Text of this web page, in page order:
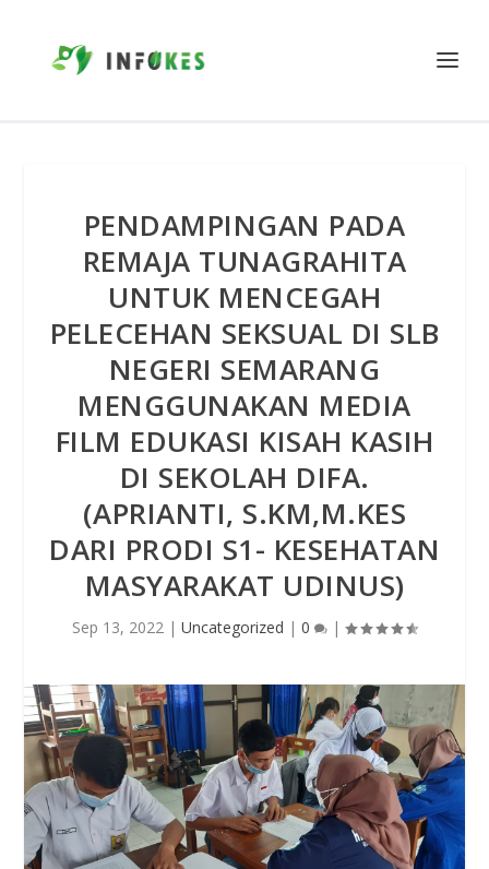
PENDAMPINGAN PADA
REMAJA TUNAGRAHITA
UNTUK MENCEGAH
PELECEHAN SEKSUAL DI SLB
NEGERI SEMARANG
MENGGUNAKAN MEDIA
FILM EDUKASI KISAH KASIH
DI SEKOLAH DIFA.
(APRIANTI, S.KM,M.KES
DARI PRODI S1- KESEHATAN
MASYARAKAT UDINUS)
Sep 13, 2022 | Uncategorized | 0 |